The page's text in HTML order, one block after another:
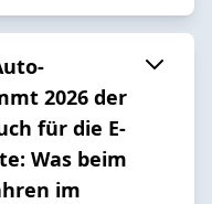
2026 der
für die E-
Was beim
im